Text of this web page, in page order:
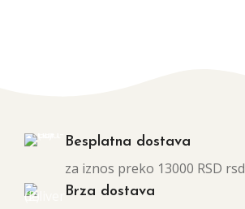
Besplatna dostava
za iznos preko 13000 RSD rsd
Brza dostava